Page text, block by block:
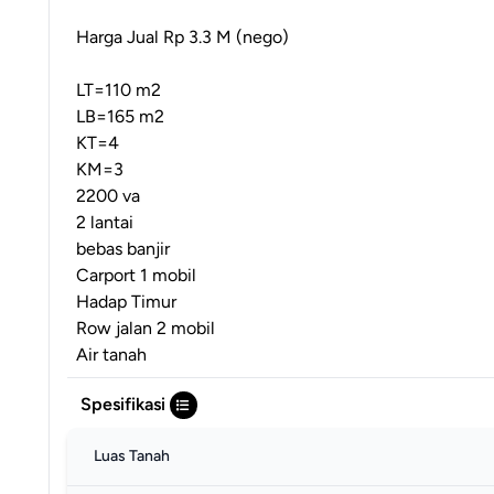
Harga Jual Rp 3.3 M (nego)
LT=110 m2
LB=165 m2
KT=4
KM=3
2200 va
2 lantai
bebas banjir
Carport 1 mobil
Hadap Timur
Row jalan 2 mobil
Air tanah
Spesifikasi
Luas Tanah